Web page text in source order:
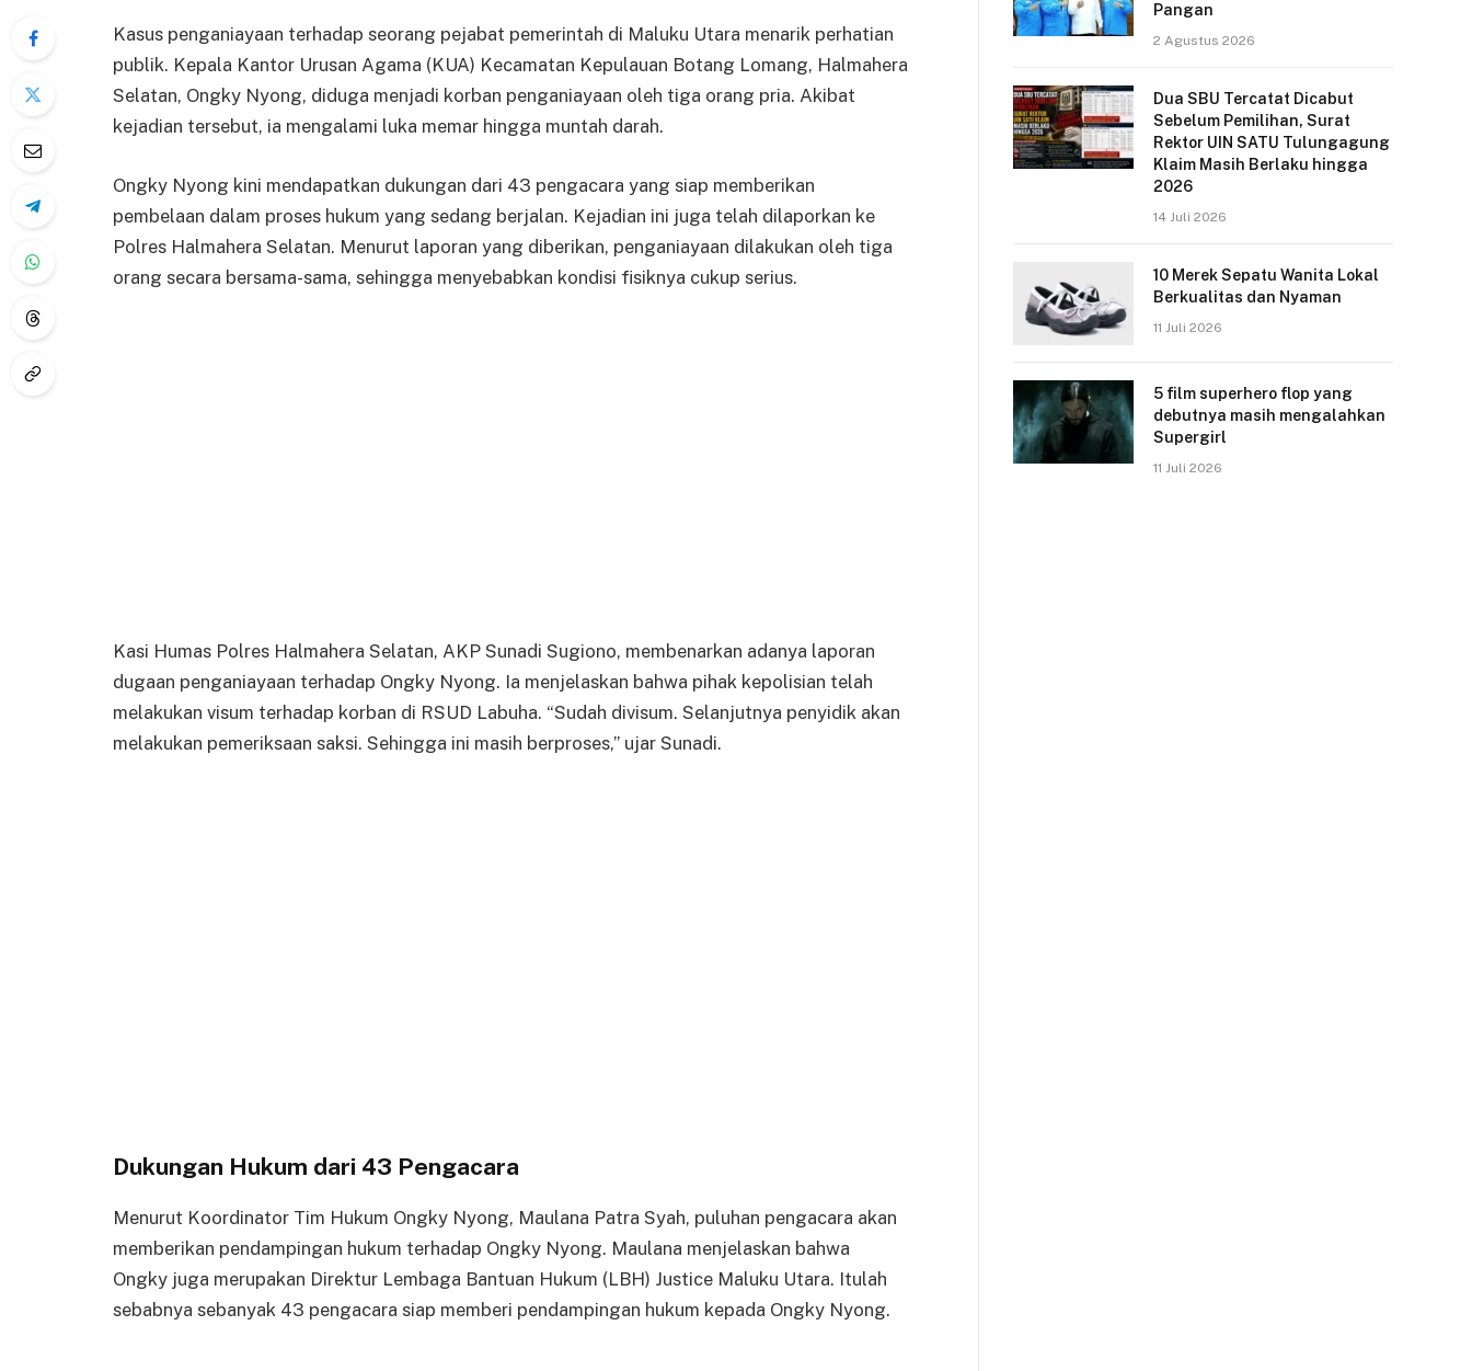
Kasus penganiayaan terhadap seorang pejabat pemerintah di Maluku Utara menarik perhatian
publik. Kepala Kantor Urusan Agama (KUA) Kecamatan Kepulauan Botang Lomang, Halmahera
Selatan, Ongky Nyong, diduga menjadi korban penganiayaan oleh tiga orang pria. Akibat
kejadian tersebut, ia mengalami luka memar hingga muntah darah.
Ongky Nyong kini mendapatkan dukungan dari 43 pengacara yang siap memberikan
pembelaan dalam proses hukum yang sedang berjalan. Kejadian ini juga telah dilaporkan ke
Polres Halmahera Selatan. Menurut laporan yang diberikan, penganiayaan dilakukan oleh tiga
orang secara bersama-sama, sehingga menyebabkan kondisi fisiknya cukup serius.
Kasi Humas Polres Halmahera Selatan, AKP Sunadi Sugiono, membenarkan adanya laporan
dugaan penganiayaan terhadap Ongky Nyong. Ia menjelaskan bahwa pihak kepolisian telah
melakukan visum terhadap korban di RSUD Labuha. “Sudah divisum. Selanjutnya penyidik akan
melakukan pemeriksaan saksi. Sehingga ini masih berproses,” ujar Sunadi.
Dukungan Hukum dari 43 Pengacara
Menurut Koordinator Tim Hukum Ongky Nyong, Maulana Patra Syah, puluhan pengacara akan
memberikan pendampingan hukum terhadap Ongky Nyong. Maulana menjelaskan bahwa
Ongky juga merupakan Direktur Lembaga Bantuan Hukum (LBH) Justice Maluku Utara. Itulah
sebabnya sebanyak 43 pengacara siap memberi pendampingan hukum kepada Ongky Nyong.
Pangan
2 Agustus 2026
Dua SBU Tercatat Dicabut
Sebelum Pemilihan, Surat
Rektor UIN SATU Tulungagung
Klaim Masih Berlaku hingga
2026
14 Juli 2026
10 Merek Sepatu Wanita Lokal
Berkualitas dan Nyaman
11 Juli 2026
5 film superhero flop yang
debutnya masih mengalahkan
Supergirl
11 Juli 2026